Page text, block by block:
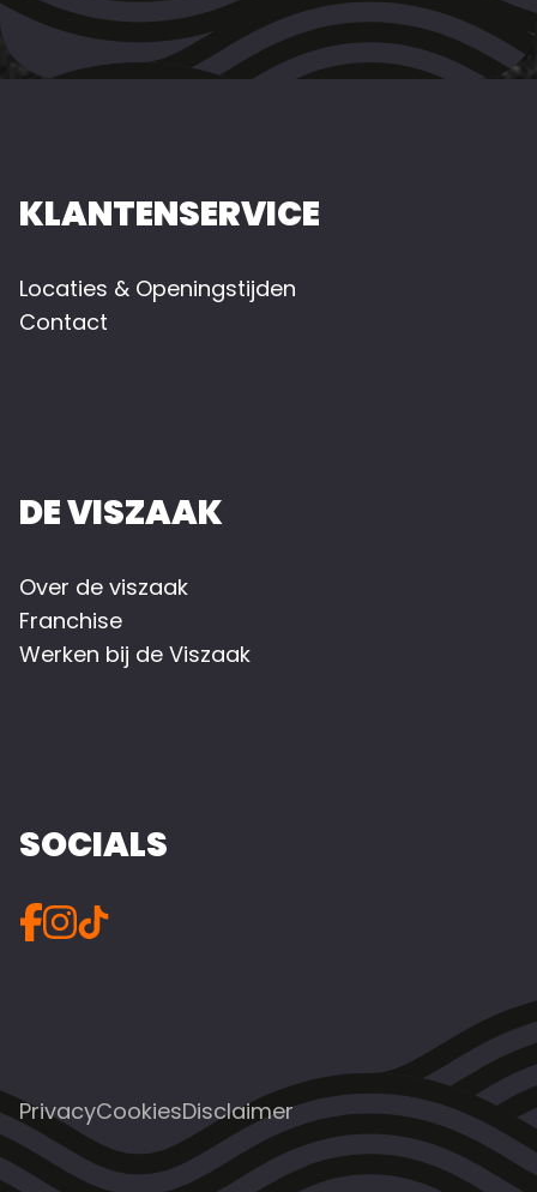
KLANTENSERVICE
Locaties & Openingstijden
Contact
DE VISZAAK
Over de viszaak
Franchise
Werken bij de Viszaak
SOCIALS
PrivacyCookiesDisclaimer